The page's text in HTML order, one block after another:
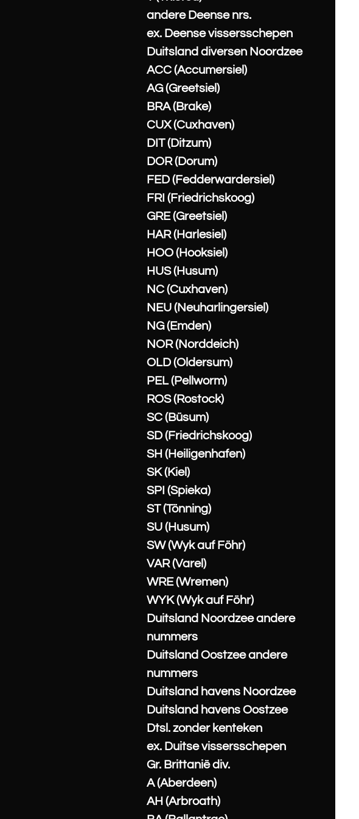
andere Deense nrs.
ex. Deense vissersschepen
Duitsland diversen Noordzee
ACC (Accumersiel)
AG (Greetsiel)
BRA (Brake)
CUX (Cuxhaven)
DIT (Ditzum)
DOR (Dorum)
FED (Fedderwardersiel)
FRI (Friedrichskoog)
GRE (Greetsiel)
HAR (Harlesiel)
HOO (Hooksiel)
HUS (Husum)
NC (Cuxhaven)
NEU (Neuharlingersiel)
NG (Emden)
NOR (Norddeich)
OLD (Oldersum)
PEL (Pellworm)
ROS (Rostock)
SC (Büsum)
SD (Friedrichskoog)
SH (Heiligenhafen)
SK (Kiel)
SPI (Spieka)
ST (Tönning)
SU (Husum)
SW (Wyk auf Föhr)
VAR (Varel)
WRE (Wremen)
WYK (Wyk auf Föhr)
Duitsland Noordzee andere
nummers
Duitsland Oostzee andere
nummers
Duitsland havens Noordzee
Duitsland havens Oostzee
Dtsl. zonder kenteken
ex. Duitse vissersschepen
Gr. Brittanië div.
A (Aberdeen)
AH (Arbroath)